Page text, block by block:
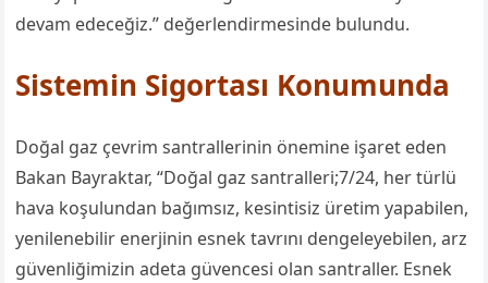
devam edeceğiz.” değerlendirmesinde bulundu.
Sistemin Sigortası Konumunda
Doğal gaz çevrim santrallerinin önemine işaret eden
Bakan Bayraktar, “Doğal gaz santralleri;7/24, her türlü
hava koşulundan bağımsız, kesintisiz üretim yapabilen,
yenilenebilir enerjinin esnek tavrını dengeleyebilen, arz
güvenliğimizin adeta güvencesi olan santraller. Esnek